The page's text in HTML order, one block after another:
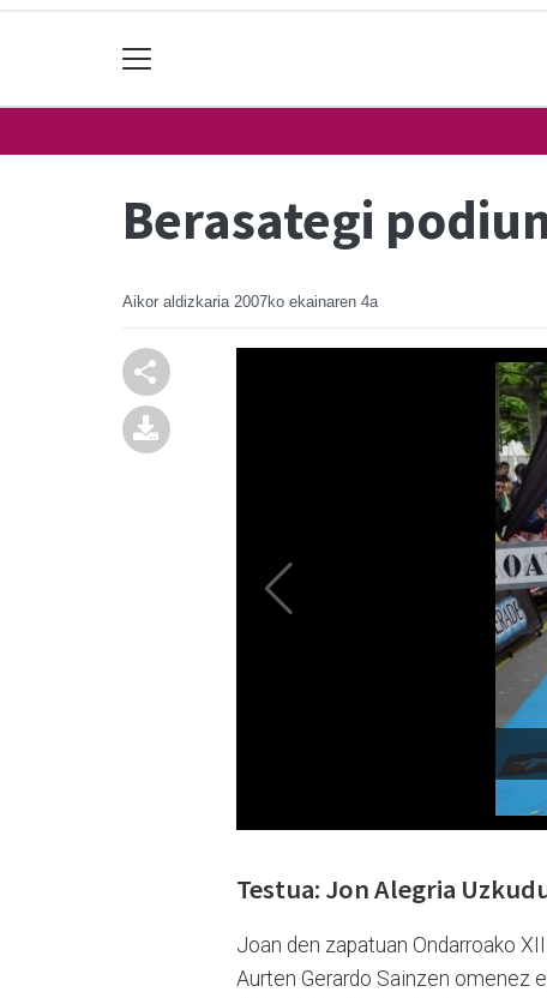
Berasategi
Aikor aldizkaria 2007ko ekainaren 4a
Testua: Jon Alegria
Joan den zapatuan Ondarroako
Aurten Gerardo Sainzen omenez